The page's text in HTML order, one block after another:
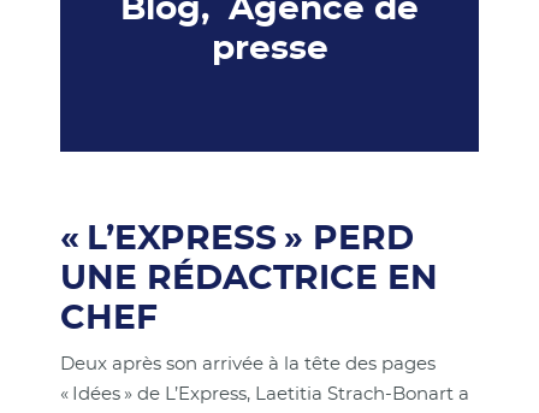
Blog, Agence de
presse
« L’EXPRESS » PERD
UNE RÉDACTRICE EN
CHEF
Deux après son arrivée à la tête des pages
« Idées » de L’Express, Laetitia Strach-Bonart a